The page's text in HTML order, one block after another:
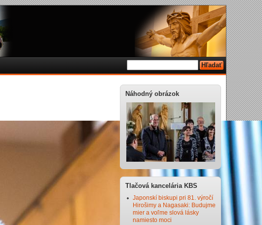
Náhodný obrázok
Tlačová kancelária KBS
Japonskí biskupi pri 81. výročí
Hirošimy a Nagasaki: Budujme
mier a voľme slová lásky
namiesto moci